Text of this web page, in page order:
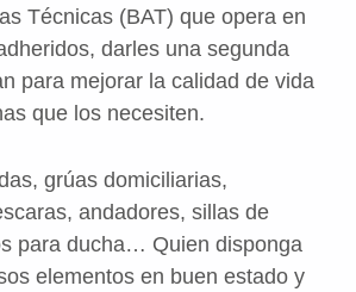
Técnicas (BAT) que opera en
darles una segunda
para mejorar la calidad de vida
que los necesiten.
grúas domiciliarias,
andadores, sillas de
para ducha… Quien disponga
elementos en buen estado y